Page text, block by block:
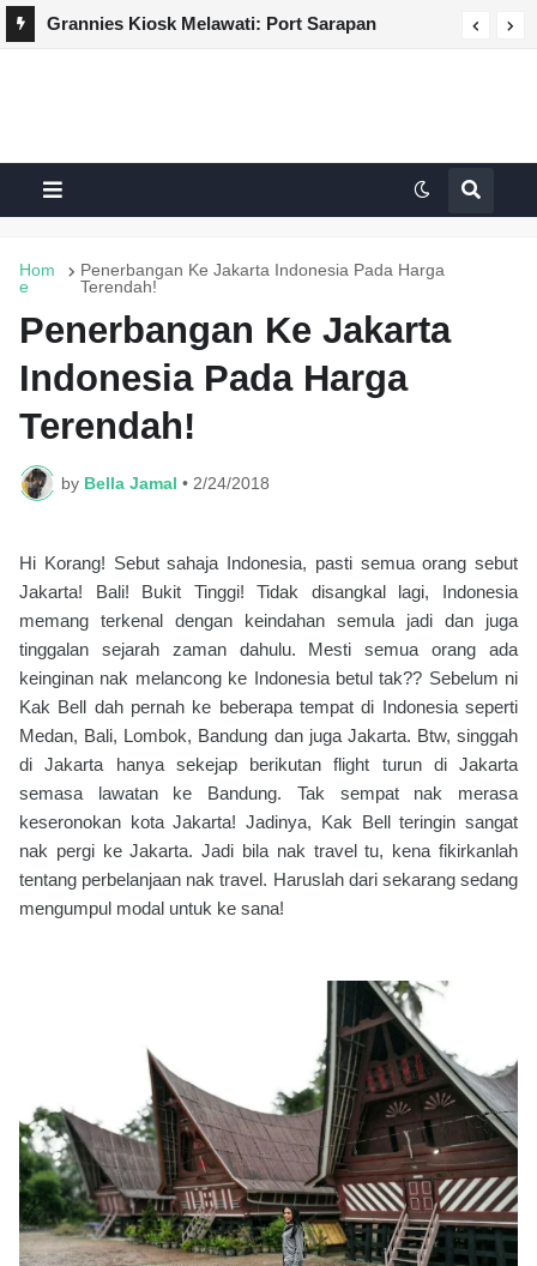
Grannies Kiosk Melawati: Port Sarapan
Hom
e
Penerbangan Ke Jakarta Indonesia Pada Harga
Terendah!
Penerbangan Ke Jakarta
Indonesia Pada Harga
Terendah!
by Bella Jamal • 2/24/2018
Hi Korang! Sebut sahaja Indonesia, pasti semua orang sebut
Jakarta! Bali! Bukit Tinggi! Tidak disangkal lagi, Indonesia
memang terkenal dengan keindahan semula jadi dan juga
tinggalan sejarah zaman dahulu. Mesti semua orang ada
keinginan nak melancong ke Indonesia betul tak?? Sebelum ni
Kak Bell dah pernah ke beberapa tempat di Indonesia seperti
Medan, Bali, Lombok, Bandung dan juga Jakarta. Btw, singgah
di Jakarta hanya sekejap berikutan flight turun di Jakarta
semasa lawatan ke Bandung. Tak sempat nak merasa
keseronokan kota Jakarta! Jadinya, Kak Bell teringin sangat
nak pergi ke Jakarta. Jadi bila nak travel tu, kena fikirkanlah
tentang perbelanjaan nak travel. Haruslah dari sekarang sedang
mengumpul modal untuk ke sana!